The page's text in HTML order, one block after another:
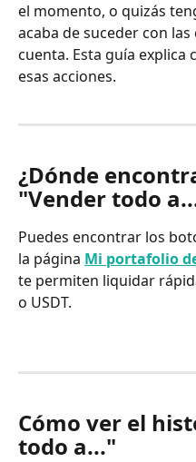
el momento, o quizás
acaba de suceder con
cuenta. Esta guía explica
esas acciones.
¿Dónde
"Vender todo
Puedes encontrar los
la página Mi portafolio
te permiten liquidar
o USDT.
Cómo ver el
todo a..."